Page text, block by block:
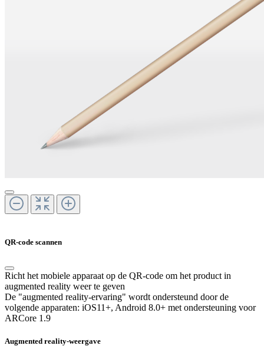
QR-code scannen
Richt het mobiele apparaat op de QR-code om het product in
augmented reality weer te geven
De "augmented reality-ervaring" wordt ondersteund door de
volgende apparaten: iOS11+, Android 8.0+ met ondersteuning voor
ARCore 1.9
Augmented reality-weergave